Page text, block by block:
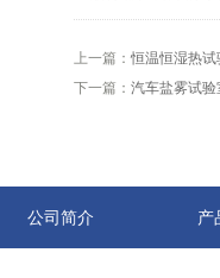
上一篇：恒温恒湿热
下一篇： 汽车盐雾试
公司简介 产